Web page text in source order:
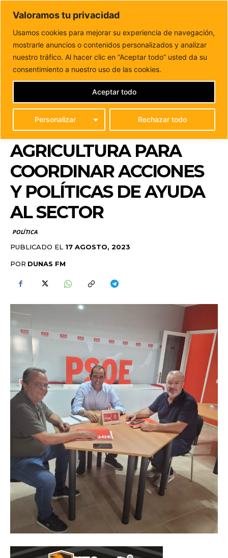
Valoramos tu privacidad
Usamos cookies para mejorar su experiencia de navegación,
mostrarle anuncios o contenidos personalizados y analizar
nuestro tráfico. Al hacer clic en “Aceptar todo” usted da su
consentimiento a nuestro uso de las cookies.
Personalizar Rechazar todo
Aceptar todo
DUNAS FM
Tu informacion de forma cercana
Inicio POLÍTICA
Blas Acosta recibe al Portavoz del Grupo
Socialista en la Comisión de...
BLAS ACOSTA RECIBE
AL PORTAVOZ DEL
GRUPO SOCIALISTA EN
LA COMISIÓN DE
AGRICULTURA PARA
COORDINAR ACCIONES
Y POLÍTICAS DE AYUDA
AL SECTOR
POLÍTICA
PUBLICADO EL 17 AGOSTO, 2023
POR DUNAS FM